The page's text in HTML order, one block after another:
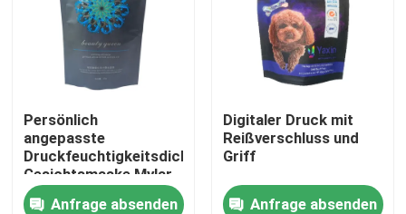
Haus
Persönlich
angepasste
Druckfeuchtigkeitsdichte
Gesichtsmaske Mylar
Stand Up Bag
Anfrage absenden
Digitaler Druck mit
Reißverschluss und
Griff
Anfrage absenden